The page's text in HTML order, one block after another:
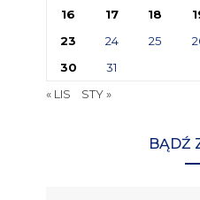
16
17 18
23
24 25
30
31
« LIS
STY »
BĄDŹ